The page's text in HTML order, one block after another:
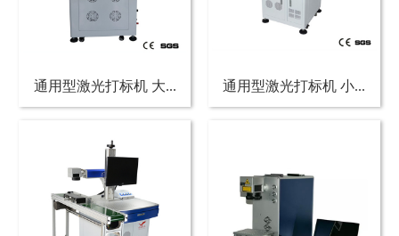
通用型激光打标机 大... 通用型激光打标机 小...